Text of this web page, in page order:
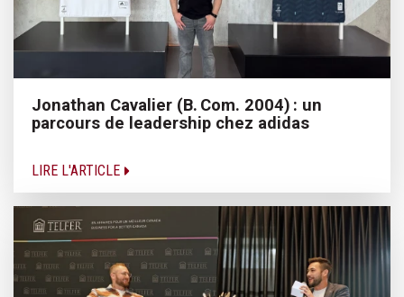
Jonathan Cavalier (B. Com. 2004) : un
parcours de leadership chez adidas
LIRE L'ARTICLE